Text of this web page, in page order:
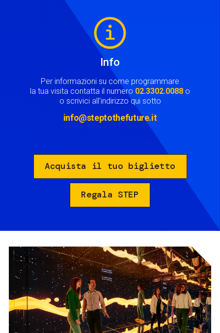
Info
Per informazioni su come programmare
la tua visita contatta il numero 02.3302.0088 o
o scrivici all'indirizzo qui sotto
info@steptothefuture.it
Acquista il tuo biglietto
Regala STEP